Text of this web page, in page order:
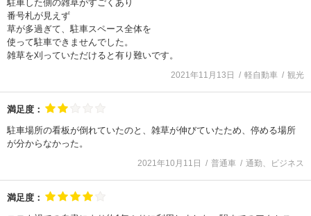
駐車した側の雑草がすごくあり
番号札が見えず
草が多過ぎて、駐車スペース全体を
使って駐車できませんでした。
雑草を刈っていただけると有り難いです。
2021年11月13日 軽自動車 観光
満足度：
駐車場所の看板が倒れていたのと、雑草が伸びていたため、停める場所
が分からなかった。
2021年10月11日 普通車 通勤、ビジネス
満足度：